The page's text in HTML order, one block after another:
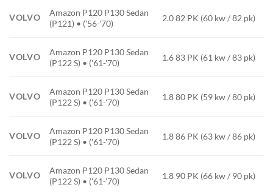
VOLVO
Amazon P120 P130 Sedan
(P121) • ('56-'70)
2.0 82 PK (60 kw / 82 pk)
VOLVO
Amazon P120 P130 Sedan
(P122 S) • ('61-'70)
1.6 83 PK (61 kw / 83 pk)
VOLVO
Amazon P120 P130 Sedan
(P122 S) • ('61-'70)
1.8 80 PK (59 kw / 80 pk)
VOLVO
Amazon P120 P130 Sedan
(P122 S) • ('61-'70)
1.8 86 PK (63 kw / 86 pk)
VOLVO
Amazon P120 P130 Sedan
(P122 S) • ('61-'70)
1.8 90 PK (66 kw / 90 pk)